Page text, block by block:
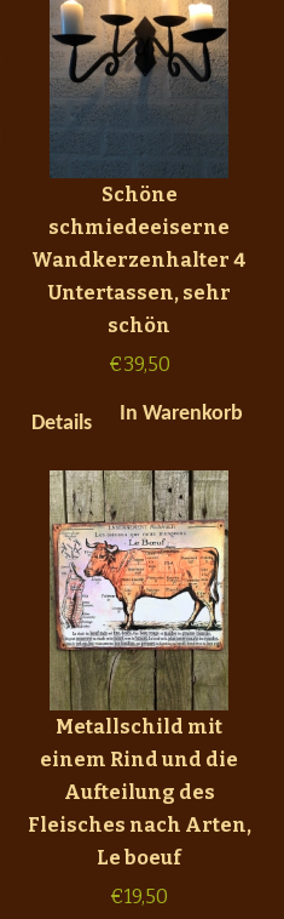
Schöne
schmiedeeiserne
Wandkerzenhalter 4
Untertassen, sehr
schön
€39,50
Details In Warenkorb
Metallschild mit
einem Rind und die
Aufteilung des
Fleisches nach Arten,
Le boeuf
€19,50